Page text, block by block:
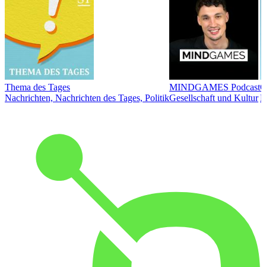
Thema des Tages
Nachrichten, Nachrichten des Tages, Politik
MINDGAMES Podcast
Gesellschaft und Kultur